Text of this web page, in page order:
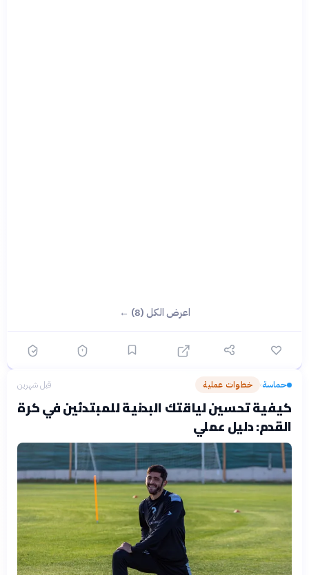
اعرض الكل (8) ←
حماسة› خطوات عملية قبل شهرين
كيفية تحسين لياقتك البدنية للمبتدئين في كرة
القدم: دليل عملي